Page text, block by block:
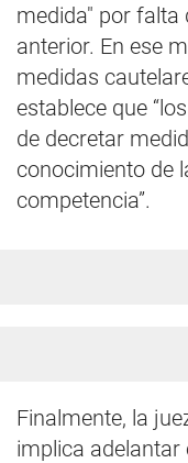
medida" por falta
anterior. En ese
medidas
establece que
de decretar
conocimiento de
competencia”.
Finalmente, la
implica adelantar